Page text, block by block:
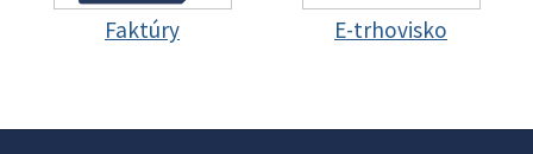
Faktúry E-trhovisko